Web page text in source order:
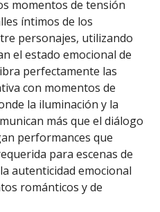
momentos de tensión
íntimos de los
personajes, utilizando
el estado emocional de
perfectamente las
con momentos de
la iluminación y la
más que el diálogo
performances que
para escenas de
autenticidad emocional
románticos y de